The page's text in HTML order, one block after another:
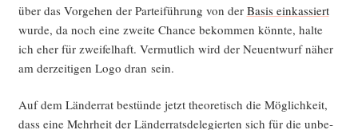
über das Vor­ge­hen der Par­tei­füh­rung von der Basis ein­kas­siert
wur­de, da noch eine zwei­te Chan­ce bekom­men könn­te, hal­te
ich eher für zwei­fel­haft. Ver­mut­lich wird der Neu­ent­wurf näher
am der­zei­ti­gen Logo dran sein.
Auf dem Län­der­rat bestün­de jetzt theo­re­tisch die Mög­lich­keit,
dass eine Mehr­heit der Län­der­rats­de­le­gier­ten sich für die unbe­